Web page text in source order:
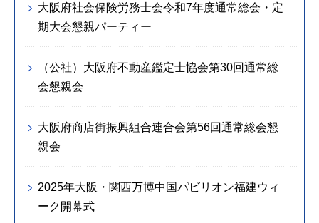
大阪府社会保険労務士会令和7年度通常総会・定
期大会懇親パーティー
（公社）大阪府不動産鑑定士協会第30回通常総
会懇親会
大阪府商店街振興組合連合会第56回通常総会懇
親会
2025年大阪・関西万博中国パビリオン福建ウィ
ーク開幕式